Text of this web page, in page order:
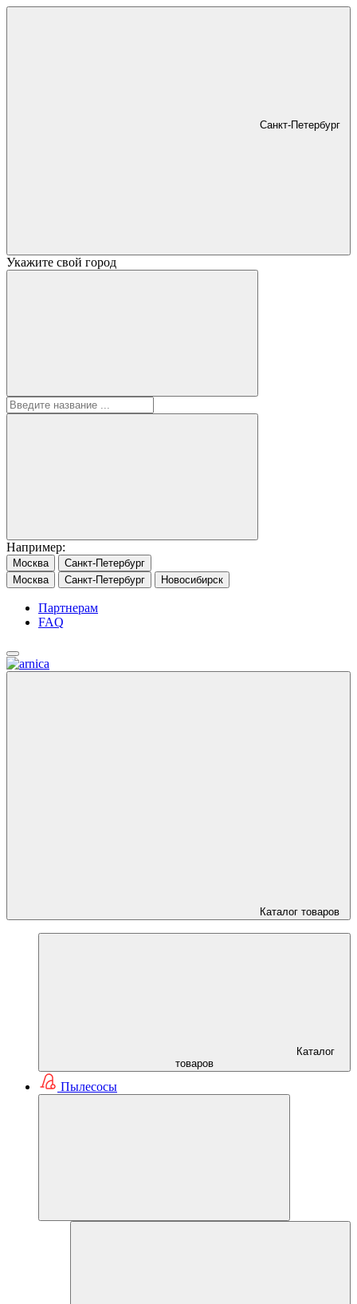
Санкт-Петербург
Укажите свой город
Например:
Москва
Санкт-Петербург
Москва
Санкт-Петербург Новосибирск
Партнерам
FAQ
Каталог товаров
Каталог
товаров
Пылесосы